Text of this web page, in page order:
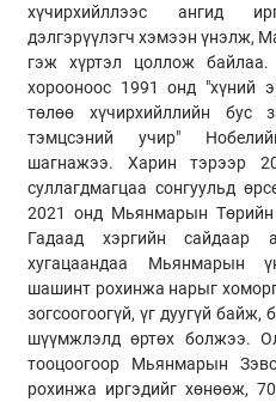
хүчирхийллээс ангид
дэлгэрүүлэгч хэмээн үнэлж,
гэж хүртэл цоллож
хорооноос 1991 онд "хүний
төлөө хүчирхийллийн бус
тэмцсэний учир"
шагнажээ. Харин тэрээр
суллагдмагцаа сонгуульд
2021 онд Мьянмарын Төрийн
Гадаад хэргийн
хугацаандаа Мьянмарын
шашинт рохинжа нарыг
зогсоогоогүй, үг дуугүй байж,
шүүмжлэлд өртөх болжээ.
тооцоогоор Мьянмарын
рохинжа иргэдийг хөнөөж,